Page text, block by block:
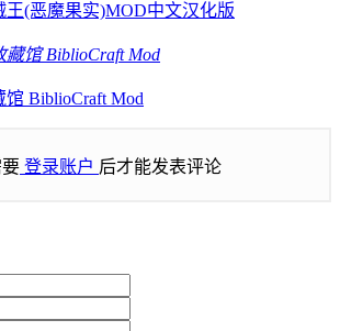
王(恶魔果实)MOD中文汉化版
BiblioCraft Mod
登录账户 后才能发表评论